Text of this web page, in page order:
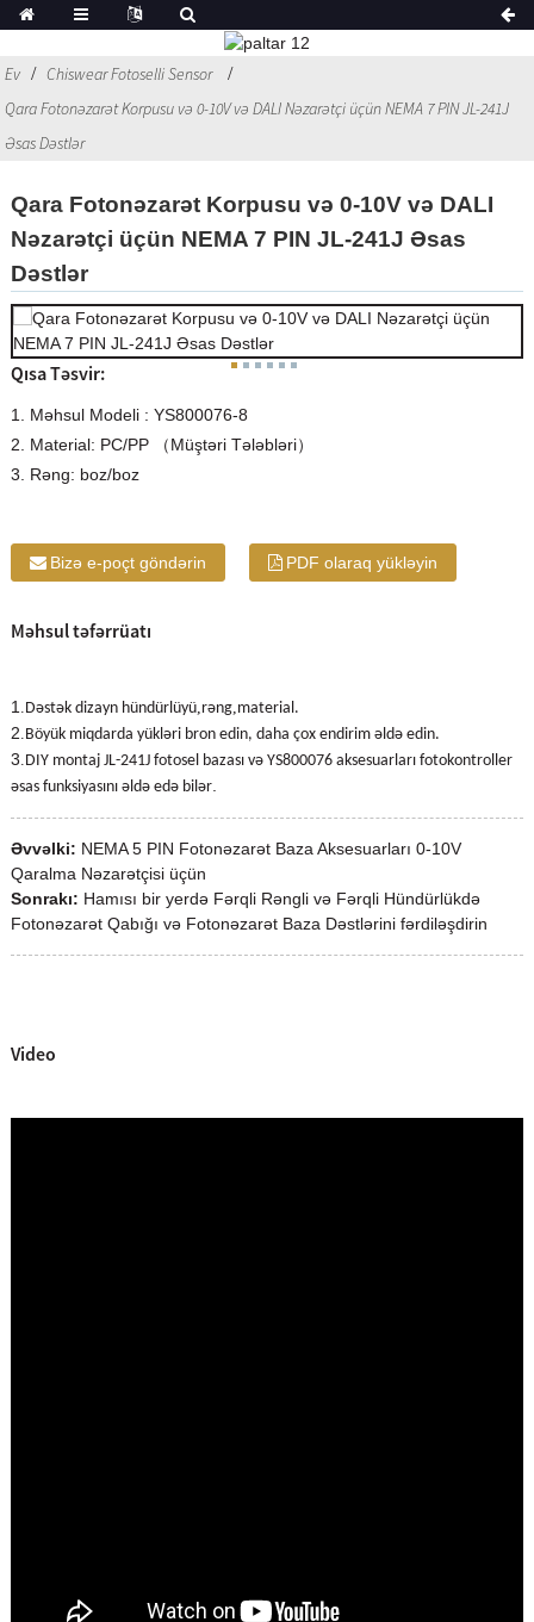
Ev
Chiswear Fotoselli Sensor
Qara Fotonəzarət Korpusu və 0-10V və DALI Nəzarətçi üçün NEMA 7 PIN JL-241J
Əsas Dəstlər
Qara Fotonəzarət Korpusu və 0-10V və DALI
Nəzarətçi üçün NEMA 7 PIN JL-241J Əsas
Dəstlər
Qısa Təsvir:
1. Məhsul Modeli : YS800076-8
2. Material: PC/PP （Müştəri Tələbləri）
3. Rəng: boz/boz
Bizə e-poçt göndərin PDF olaraq yükləyin
Məhsul təfərrüatı
1 Dəstək dizayn hündürlüyü, rəng, material.
2 Böyük miqdarda yükləri bron edin, daha çox endirim əldə edin.
3 DIY montaj JL-241J fotosel bazası və YS800076 aksesuarları fotokontroller
əsas funksiyasını əldə edə bilər.
Əvvəlki: NEMA 5 PIN Fotonəzarət Baza Aksesuarları 0-10V
Qaralma Nəzarətçisi üçün
Sonrakı: Hamısı bir yerdə Fərqli Rəngli və Fərqli Hündürlükdə
Fotonəzarət Qabığı və Fotonəzarət Baza Dəstlərini fərdiləşdirin
Video